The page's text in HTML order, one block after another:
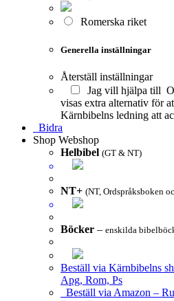
Romerska riket
Generella inställningar
Återställ inställningar
Jag vill hjälpa till
visas extra alternativ för
Kärnbibelns ledning att
Bidra
Shop Webshop
Helbibel (GT & NT)
NT+ (NT, Ordspråksboken
Böcker – enskilda
Beställ via Kärnbibelns
Apg, Rom, Ps
Beställ via Amazon –